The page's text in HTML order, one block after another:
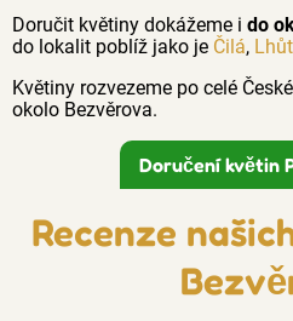
Doručit květiny dokážeme i do
do lokalit poblíž jako je Čilá,
Květiny rozvezeme po celé
okolo Bezvěrova.
Doručení květin
Recenze